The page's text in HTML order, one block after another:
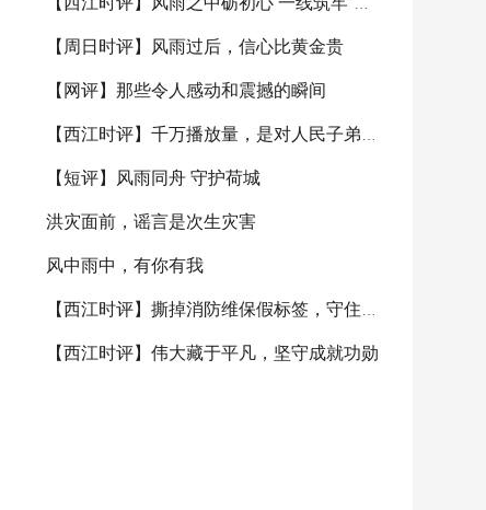
【周日时评】风雨过后，信心比黄金贵
【网评】那些令人感动和震撼的瞬间
【短评】风雨同舟 守护荷城
洪灾面前，谣言是次生灾害
风中雨中，有你有我
【西江时评】伟大藏于平凡，坚守成就功勋